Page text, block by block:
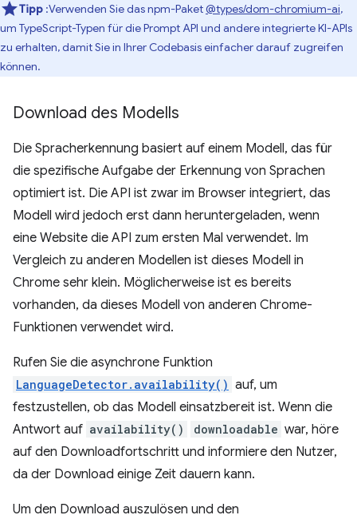
Tipp :Verwenden Sie das npm-Paket@types/dom-chromium-ai,
um TypeScript-Typen für die Prompt API und andere integrierte KI-APIs
zu erhalten, damit Sie in Ihrer Codebasis einfacher darauf zugreifen
können.
Download des Modells
Die Spracherkennung basiert auf einem Modell, das für
die spezifische Aufgabe der Erkennung von Sprachen
optimiert ist. Die API ist zwar im Browser integriert, das
Modell wird jedoch erst dann heruntergeladen, wenn
eine Website die API zum ersten Mal verwendet. Im
Vergleich zu anderen Modellen ist dieses Modell in
Chrome sehr klein. Möglicherweise ist es bereits
vorhanden, da dieses Modell von anderen Chrome-
Funktionen verwendet wird.
Rufen Sie die asynchrone Funktion
LanguageDetector.availability() auf, um
festzustellen, ob das Modell einsatzbereit ist. Wenn die
Antwort auf availability() downloadable war, höre
auf den Downloadfortschritt und informiere den Nutzer,
da der Download einige Zeit dauern kann.
Um den Download auszulösen und den